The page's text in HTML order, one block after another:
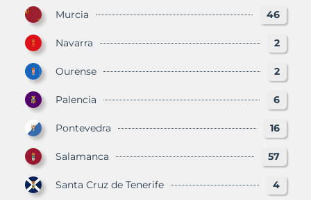
Murcia 46
Navarra 2
Ourense 2
Palencia 6
Pontevedra 16
Salamanca 57
Santa Cruz de Tenerife 4